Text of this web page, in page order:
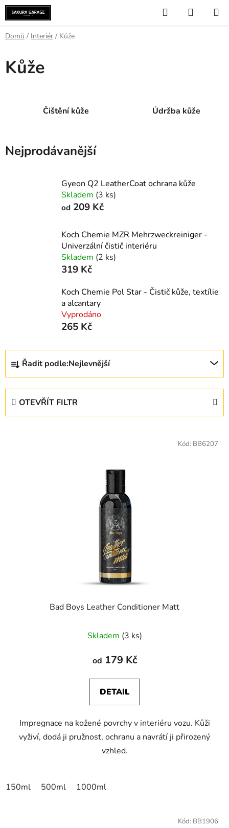
Přejít
na
obsah
Hledat
KOŠÍK
Domů / Interiér / Kůže
Kůže
Čištění kůže Údržba kůže
Nejprodávanější
Gyeon Q2 LeatherCoat ochrana kůže
Skladem (3 ks)
od 209 Kč
Koch Chemie MZR Mehrzweckreiniger -
Univerzální čistič interiéru
Skladem (2 ks)
319 Kč
Koch Chemie Pol Star - Čistič kůže, textílie
a alcantary
Vyprodáno
265 Kč
Ř
z
Řadit podle:Nejlevnější
OTEVŘÍT FILTR
Bad Boys Leather Conditioner Matt
Skladem (3 ks)
od 179 Kč
DETAIL
Impregnace na kožené povrchy v interiéru vozu. Kůži
vyživí, dodá ji pružnost, ochranu a navrátí ji přirozený
vzhled.
150ml 500ml 1000ml
Kód: BB6207
Kód: BB1906